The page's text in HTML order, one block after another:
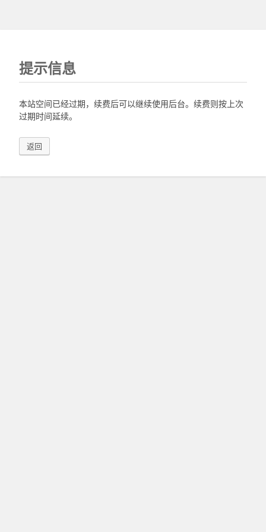
提示信息
本站空间已经过期，续费后可以继续使用后台。续费则按上次
过期时间延续。
返回